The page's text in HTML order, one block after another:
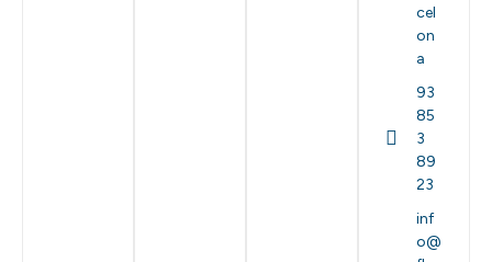
cel
on
a
93
85
3
89
23
inf
o@